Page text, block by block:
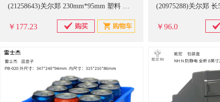
(21258643)关尔郑 230mm*95mm 塑料 驱鸟瓶(单位：个)
￥177.23 ￥96.0